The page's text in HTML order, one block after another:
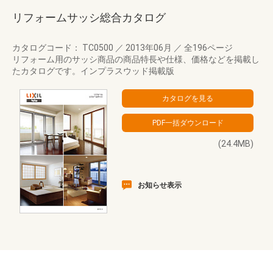
リフォームサッシ総合カタログ
カタログコード： TC0500 ／ 2013年06月 ／ 全196ページ
リフォーム用のサッシ商品の商品特長や仕様、価格などを掲載し
たカタログです。インプラスウッド掲載版
(24.4MB)
お知らせ表示